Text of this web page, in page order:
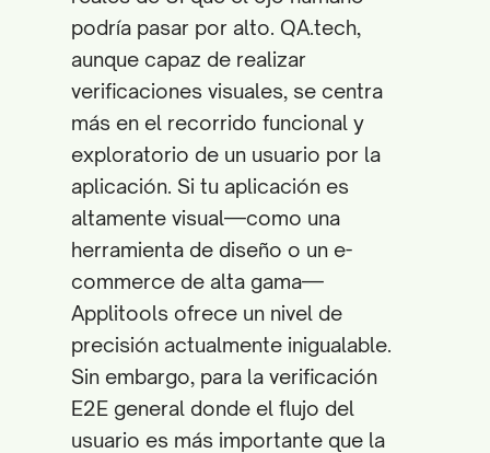
podría pasar por alto. QA.tech,
aunque capaz de realizar
verificaciones visuales, se centra
más en el recorrido funcional y
exploratorio de un usuario por la
aplicación. Si tu aplicación es
altamente visual—como una
herramienta de diseño o un e-
commerce de alta gama—
Applitools ofrece un nivel de
precisión actualmente inigualable.
Sin embargo, para la verificación
E2E general donde el flujo del
usuario es más importante que la